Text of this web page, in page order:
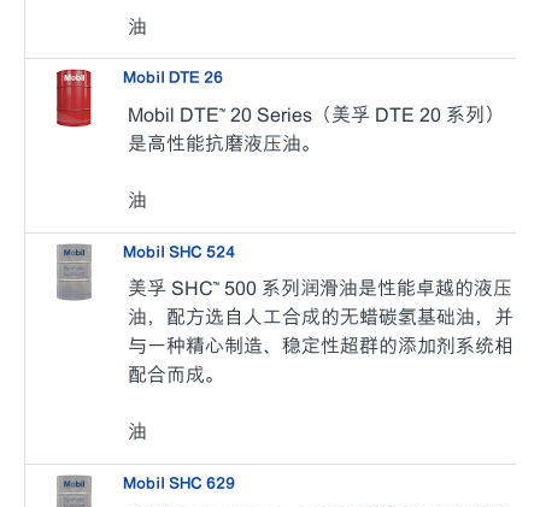
油
Mobil DTE 26
Mobil DTE™ 20 Series（美孚 DTE 20 系列）
是高性能抗磨液压油。
油
Mobil SHC 524
美孚 SHC™ 500 系列润滑油是性能卓越的液压
油，配方选自人工合成的无蜡碳氢基础油，并
与一种精心制造、稳定性超群的添加剂系统相
配合而成。
油
Mobil SHC 629